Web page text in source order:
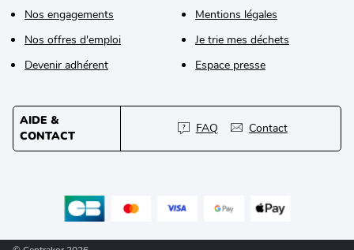
Nos engagements
Nos offres d'emploi
Devenir adhérent
Mentions légales
Je trie mes déchets
Espace presse
AIDE &
CONTACT
FAQ Contact